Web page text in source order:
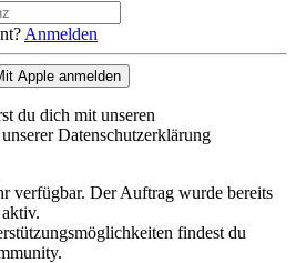
Anmelden
Apple anmelden
du dich mit unseren
Datenschutzerklärung
verfügbar. Der Auftrag wurde bereits
findest du